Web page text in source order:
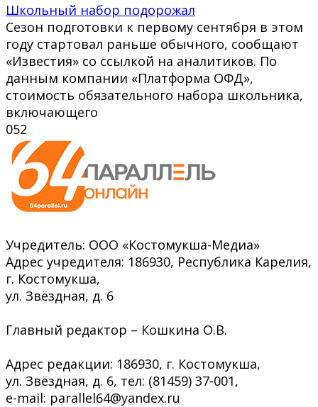
Школьный набор подорожал
Сезон подготовки к первому сентября в этом
году стартовал раньше обычного, сообщают
«Известия» со ссылкой на аналитиков. По
данным компании «Платформа ОФД»,
стоимость обязательного набора школьника,
включающего
052
Учредитель: ООО «Костомукша-Медиа»
Адрес учредителя: 186930, Республика Карелия,
г. Костомукша,
ул. Звёздная, д. 6
Главный редактор – Кошкина О.В.
Адрес редакции: 186930, г. Костомукша,
ул. Звёздная, д. 6, тел: (81459) 37-001,
e-mail: parallel64@yandex.ru